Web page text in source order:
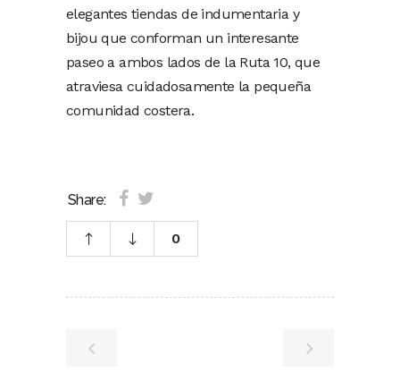
elegantes tiendas de indumentaria y
bijou que conforman un interesante
paseo a ambos lados de la Ruta 10, que
atraviesa cuidadosamente la pequeña
comunidad costera.
Share:
0